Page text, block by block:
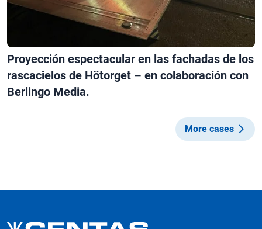
Proyección espectacular en las fachadas de los
rascacielos de Hötorget – en colaboración con
Berlingo Media.
More cases